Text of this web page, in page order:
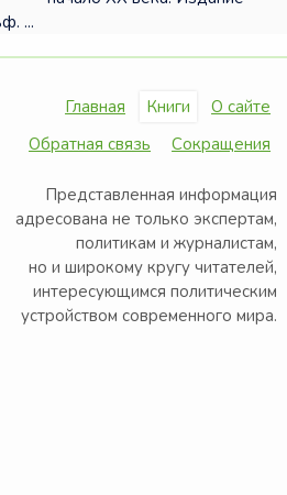
...
Главная Книги
О сайте
Обратная связь
Сокращения
Представленная информация
адресована не только экспертам,
политикам и журналистам,
но и широкому кругу читателей,
интересующимся политическим
устройством современного мира.